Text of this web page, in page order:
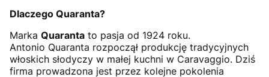
Dlaczego Quaranta?
Marka Quaranta to pasja od 1924 roku.
Antonio Quaranta rozpoczął produkcję tradycyjnych
włoskich słodyczy w małej kuchni w Caravaggio. Dziś
firma prowadzona jest przez kolejne pokolenia